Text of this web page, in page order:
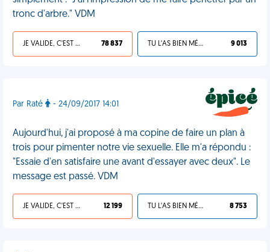
tronc d'arbre." VDM
JE VALIDE, C'EST UNE VDM 78 837 TU L'AS BIEN MÉRITÉ 9 013
Par Raté - 24/09/2017 14:01
Aujourd'hui, j'ai proposé à ma copine de faire un plan à
trois pour pimenter notre vie sexuelle. Elle m'a répondu :
"Essaie d'en satisfaire une avant d'essayer avec deux". Le
message est passé. VDM
JE VALIDE, C'EST UNE VDM 12 199 TU L'AS BIEN MÉRITÉ 8 753